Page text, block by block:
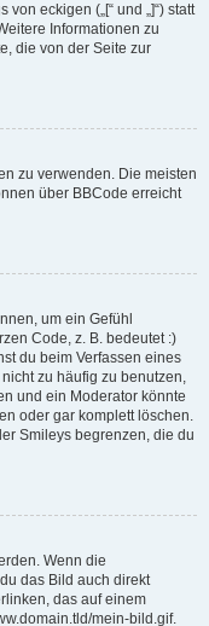
eckigen („[“ und „]“) statt
Informationen zu
die von der Seite zur
zu verwenden. Die meisten
über BBCode erreicht
um ein Gefühl
Code, z. B. bedeutet :)
du beim Verfassen eines
zu häufig zu benutzen,
und ein Moderator könnte
oder gar komplett löschen.
Smileys begrenzen, die du
Wenn die
das Bild auch direkt
das auf einem
mein-bild.gif.